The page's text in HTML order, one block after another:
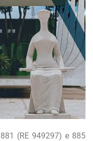
(RE 949297) e 885